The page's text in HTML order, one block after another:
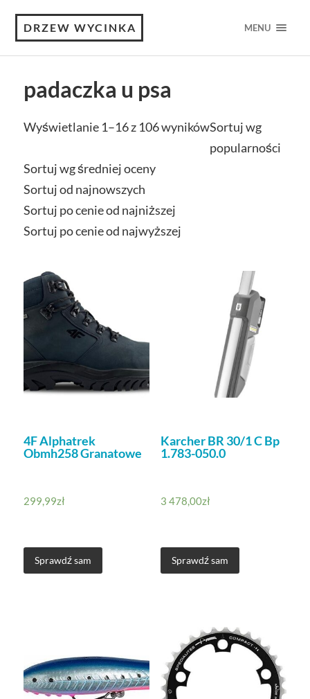
DRZEW WYCINKA MENU
padaczka u psa
Wyświetlanie 1–16 z 106 wynikówSortuj wg
popularności
Sortuj wg średniej oceny
Sortuj od najnowszych
Sortuj po cenie od najniższej
Sortuj po cenie od najwyższej
4F Alphatrek
Obmh258 Granatowe
299,99zł
Sprawdź sam
Karcher BR 30/1 C Bp
1.783-050.0
3 478,00zł
Sprawdź sam